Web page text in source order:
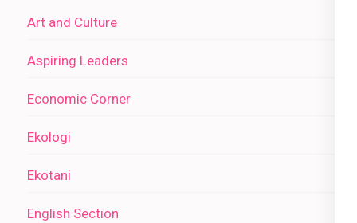
Art and Culture
Aspiring Leaders
Economic Corner
Ekologi
Ekotani
English Section